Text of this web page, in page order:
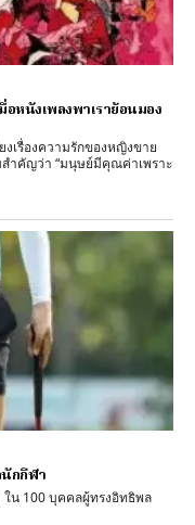
อหนังเพลงพาเราย้อนมอง
งเรื่องความรักของหญิงขาย
ำคัญว่า “มนุษย์มีคุณค่าเพราะ
กกีฬา
ใน 100 บุคคลผู้ทรงอิทธิพล